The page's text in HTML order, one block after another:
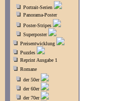
Portrait-Serien
Panorama-Poster
Poster-Stripes
Superposter
Preisentwicklung
Puzzles
Reprint Ausgabe 1
Romane
der 50er
der 60er
der 70er